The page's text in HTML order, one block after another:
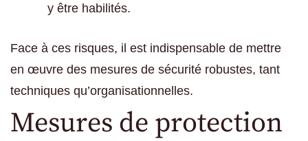
y être habilités.
Face à ces risques, il est indispensable de mettre
en œuvre des mesures de sécurité robustes, tant
techniques qu’organisationnelles.
Mesures de protection